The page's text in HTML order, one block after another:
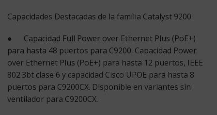
Capacidades Destacadas de la família Catalyst 9200
● Capacidad Full Power over Ethernet Plus (PoE+)
para hasta 48 puertos para C9200. Capacidad Power
over Ethernet Plus (PoE+) para hasta 12 puertos, IEEE
802.3bt clase 6 y capacidad Cisco UPOE para hasta 8
puertos para C9200CX. Disponible en variantes sin
ventilador para C9200CX.